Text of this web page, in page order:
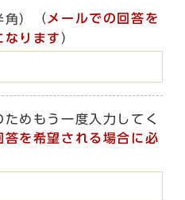
） （ メールでの回答を
なります ）
めもう一度入力してく
答を希望される場合に必